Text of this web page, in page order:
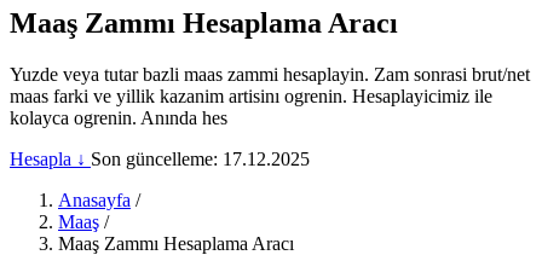
Maaş Zammı Hesaplama Aracı
Yuzde veya tutar bazli maas zammi hesaplayin. Zam sonrasi brut/net
maas farki ve yillik kazanim artisinı ogrenin. Hesaplayicimiz ile
kolayca ogrenin. Anında hes
Hesapla ↓ Son güncelleme: 17.12.2025
Anasayfa /
Maaş /
Maaş Zammı Hesaplama Aracı